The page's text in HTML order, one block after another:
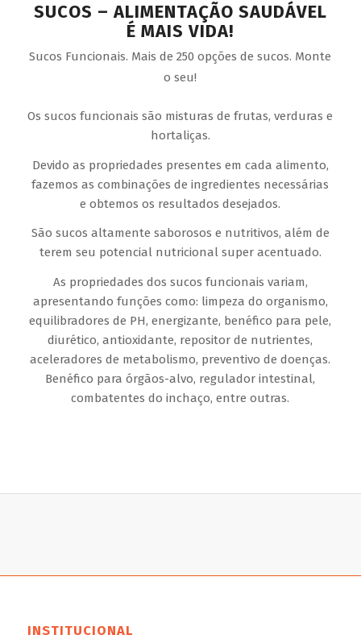
SUCOS – ALIMENTAÇÃO SAUDÁVEL
É MAIS VIDA!
Sucos Funcionais. Mais de 250 opções de sucos. Monte
o seu!
Os sucos funcionais são misturas de frutas, verduras e
hortaliças.
Devido as propriedades presentes em cada alimento,
fazemos as combinações de ingredientes necessárias
e obtemos os resultados desejados.
São sucos altamente saborosos e nutritivos, além de
terem seu potencial nutricional super acentuado.
As propriedades dos sucos funcionais variam,
apresentando funções como: limpeza do organismo,
equilibradores de PH, energizante, benéfico para pele,
diurético, antioxidante, repositor de nutrientes,
aceleradores de metabolismo, preventivo de doenças.
Benéfico para órgãos-alvo, regulador intestinal,
combatentes do inchaço, entre outras.
INSTITUCIONAL